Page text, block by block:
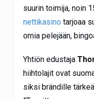
suurin toimija, noin
nettikasino tarjoaa
omia pelejään,
Yhtiön edustaja
hiihtolajit ovat
siksi brändille